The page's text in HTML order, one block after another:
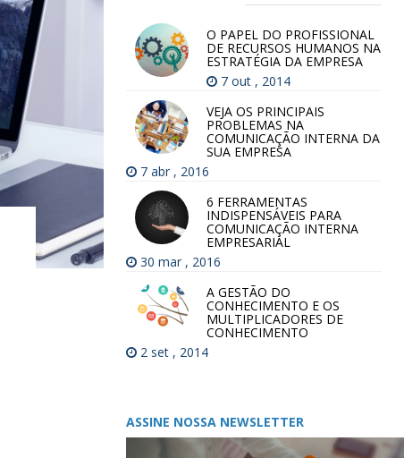
O PAPEL DO PROFISSIONAL
DE RECURSOS HUMANOS NA
ESTRATÉGIA DA EMPRESA
7 out , 2014
VEJA OS PRINCIPAIS
PROBLEMAS NA
COMUNICAÇÃO INTERNA DA
SUA EMPRESA
7 abr , 2016
6 FERRAMENTAS
INDISPENSÁVEIS PARA
COMUNICAÇÃO INTERNA
EMPRESARIAL
30 mar , 2016
A GESTÃO DO
CONHECIMENTO E OS
MULTIPLICADORES DE
CONHECIMENTO
2 set , 2014
ASSINE NOSSA NEWSLETTER